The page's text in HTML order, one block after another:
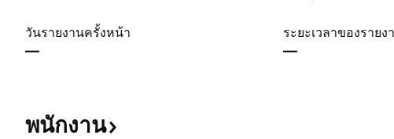
วันรายงานครั้งหน้า
—
ระยะเวลาของรายง
—
พนักงาน